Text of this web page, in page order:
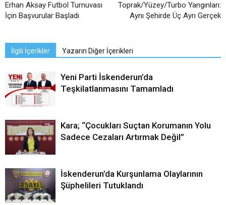
Erhan Aksay Futbol Turnuvası
İçin Başvurular Başladı
Toprak/Yüzey/Turbo Yangınları:
Aynı Şehirde Üç Ayrı Gerçek
İlgili İçerikler Yazarın Diğer İçerikleri
Yeni Parti İskenderun’da
Teşkilatlanmasını Tamamladı
Kara; “Çocukları Suçtan Korumanın Yolu
Sadece Cezaları Artırmak Değil”
İskenderun’da Kurşunlama Olaylarının
Şüphelileri Tutuklandı